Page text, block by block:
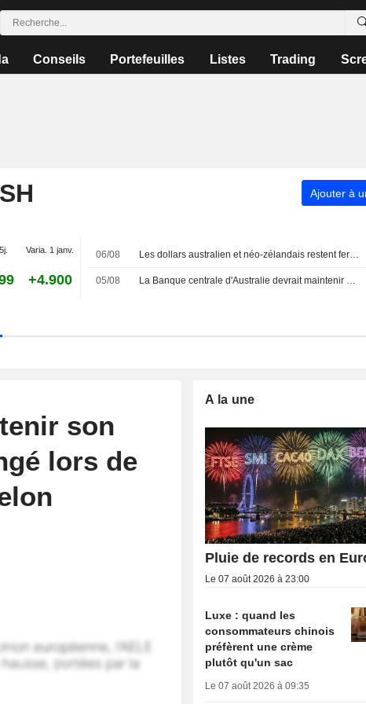
Conseils Portefeuilles Listes Trading
Ajouter à
Varia. 1 janv.
+4.900
06/08 Les dollars australien et néo-zélandais restent fermes, portés par l'essor du commerce avec la Chine
05/08 La Banque centrale d'Australie devrait maintenir son taux directeur inchangé à l'unanimité, selon ANZ
son
lors de
A la une
Pluie de records en
Le 07 août 2026 à 23:00
Luxe : quand les
consommateurs chinois
préfèrent une crème
plutôt qu'un sac
Le 07 août 2026 à 09:35